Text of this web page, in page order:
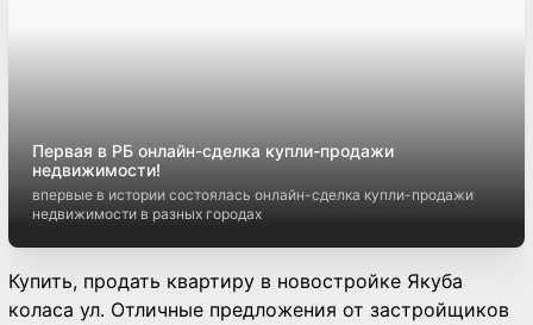
Первая в РБ онлайн-сделка купли-продажи
недвижимости!
впервые в истории состоялась онлайн-сделка купли-продажи
недвижимости в разных городах
Купить, продать квартиру в новостройке Якуба
коласа ул. Отличные предложения от застройщиков